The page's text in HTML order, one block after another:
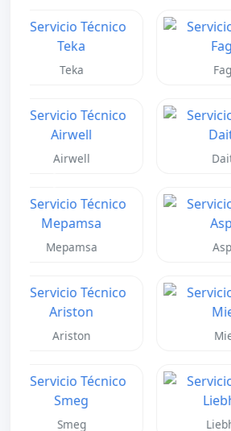
Fujitsu
Panasonic
Midea
Junkers